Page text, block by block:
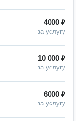
4000 ₽
за услугу
10 000 ₽
за услугу
6000 ₽
за услугу